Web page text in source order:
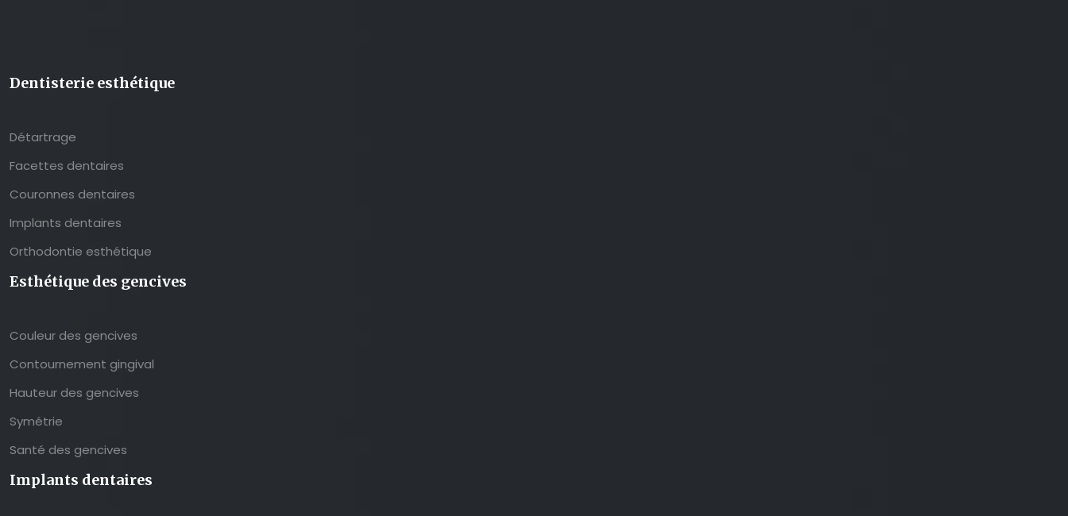
Dentisterie esthétique
Détartrage
Facettes dentaires
Couronnes dentaires
Implants dentaires
Orthodontie esthétique
Esthétique des gencives
Couleur des gencives
Contournement gingival
Hauteur des gencives
Symétrie
Santé des gencives
Implants dentaires